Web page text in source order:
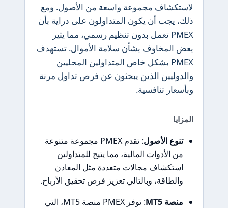
لاستكشاف مجموعة واسعة من الأصول. ومع
ذلك، يجب أن يكون المتداولون على دراية بأن
PMEX تعمل بدون تنظيم رسمي، مما يثير
بعض المخاوف بشأن سلامة الأموال. تستهدف
PMEX بشكل خاص المتداولين المحليين
والدوليين الذين يبحثون عن فرص تداول مرنة
وبأسعار تنافسية.
المزايا
تنوع الأصول
: تقدم PMEX مجموعة متنوعة
من الأدوات المالية، مما يتيح للمتداولين
استكشاف مجالات متعددة مثل المعادن
والطاقة، وبالتالي تعزيز فرص تحقيق الأرباح.
منصة MT5
: توفر PMEX منصة MT5، التي